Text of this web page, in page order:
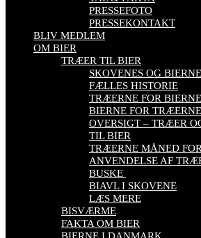
PRESSEFOTO
PRESSEKONTAKT
BLIV MEDLEM
OM BIER
TRÆER TIL BIER
SKOVENES OG
FÆLLES HISTORIE
TRÆERNE FOR
BIERNE FOR TRÆERNE
OVERSIGT – TRÆER
TIL BIER
TRÆERNE MÅNED
ANVENDELSE AF
BUSKE
BIAVL I SKOVENE
LÆS MERE
BISVÆRME
FAKTA OM BIER